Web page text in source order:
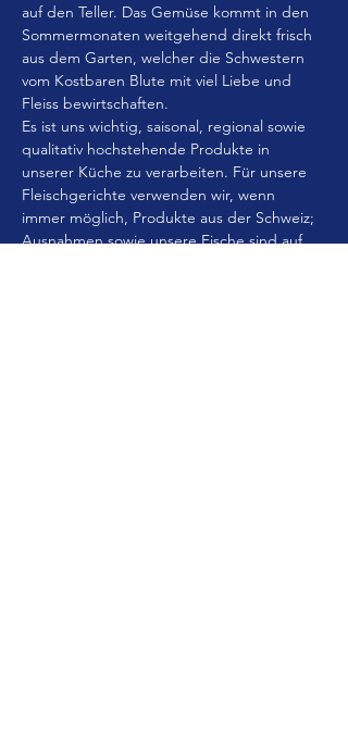
auf den Teller. Das Gemüse kommt in den
Sommermonaten weitgehend direkt frisch
aus dem Garten, welcher die Schwestern
vom Kostbaren Blute mit viel Liebe und
Fleiss bewirtschaften.
Es ist uns wichtig, saisonal, regional sowie
qualitativ hochstehende Produkte in
unserer Küche zu verarbeiten. Für unsere
Fleischgerichte verwenden wir, wenn
immer möglich, Produkte aus der Schweiz;
Ausnahmen sowie unsere Fische sind auf